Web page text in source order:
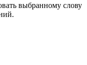
выбранному слову